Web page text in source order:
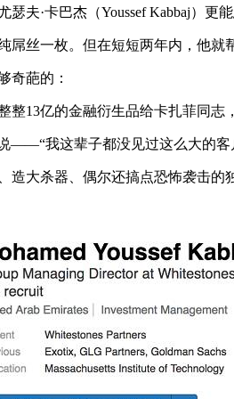
夫·卡巴杰（Youssef Kabbaj）更能
屌丝一枚。但在短短两年内，他
奇葩的：
整13亿的金融衍生品给卡扎菲同志
——“我这辈子都没见过这么大的客
造大杀器、偶尔还搞点恐怖袭击的